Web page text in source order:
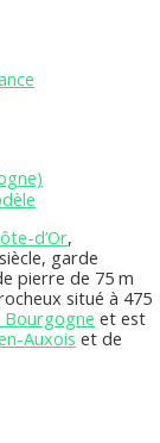
d’Or,
siècle, garde
pierre de 75 m
situé à 475
Bourgogne et est
Auxois et de